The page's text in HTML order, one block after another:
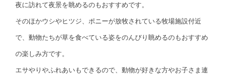
夜に訪れて夜景を眺めるのもおすすめです。
そのほかウシやヒツジ、ポニーが放牧されている牧場施設付近
で、動物たちが草を食べている姿をのんびり眺めるのもおすすめ
の楽しみ方です。
エサやりやふれあいもできるので、動物が好きな方やお子さま連